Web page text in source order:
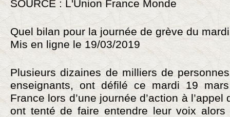
SOURCE : L'Union France Monde
Quel bilan pour la journée de grève du
Mis en ligne le 19/03/2019
Plusieurs dizaines de milliers de
enseignants, ont défilé ce mardi 19
France lors d’une journée d’action à
ont tenté de faire entendre leur voix